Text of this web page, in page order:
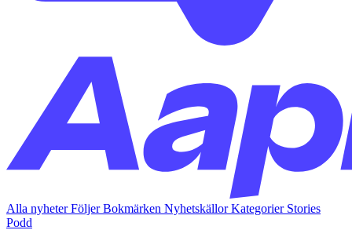
Alla nyheterFöljerBokmärken NyhetskällorKategorier Stories
Podd